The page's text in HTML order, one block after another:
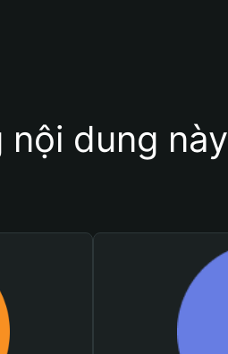
dung này